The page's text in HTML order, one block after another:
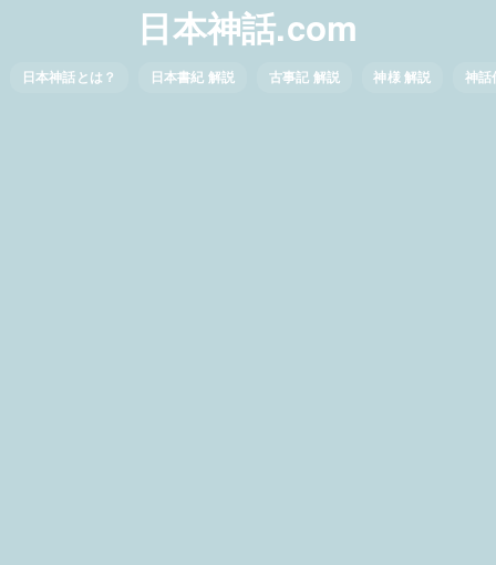
日本神話.com
日本神話とは？ 日本書紀 解説 古事記 解説 神様 解説 神話